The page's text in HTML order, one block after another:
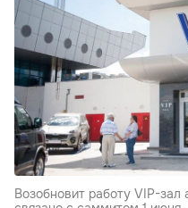
Возобновит работу VIP-